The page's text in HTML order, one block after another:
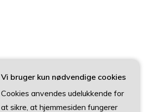
Vi bruger kun nødvendige cookies
Cookies anvendes udelukkende for
at sikre, at hjemmesiden fungerer